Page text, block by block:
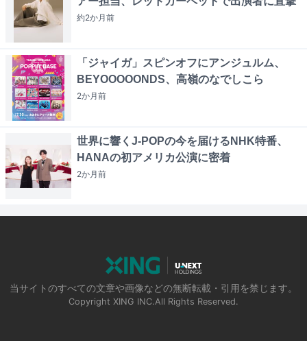
約2か月前
「ジャイガ」スピンオフにアンジュルム、
BEYOOOOONDS、高嶺のなでしこら
2か月前
世界に響くJ-POPの今を届けるNHK特番、
HANAの初アメリカ公演に密着
2か月前
当サイトのすべての文章や画像などの無断転載・引用を禁じます。
Copyright XING INC.All Rights Reserved.